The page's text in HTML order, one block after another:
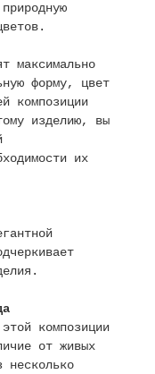
максимально
форму, цвет
композиции
изделию, вы
их
композиции
от живых
несколько